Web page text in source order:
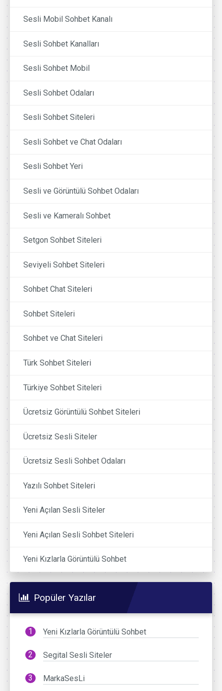
Sesli Mobil Sohbet Kanalı
Sesli Sohbet Kanalları
Sesli Sohbet Mobil
Sesli Sohbet Odaları
Sesli Sohbet Siteleri
Sesli Sohbet ve Chat Odaları
Sesli Sohbet Yeri
Sesli ve Görüntülü Sohbet Odaları
Sesli ve Kameralı Sohbet
Setgon Sohbet Siteleri
Seviyeli Sohbet Siteleri
Sohbet Chat Siteleri
Sohbet Siteleri
Sohbet ve Chat Siteleri
Türk Sohbet Siteleri
Türkiye Sohbet Siteleri
Ücretsiz Görüntülü Sohbet Siteleri
Ücretsiz Sesli Siteler
Ücretsiz Sesli Sohbet Odaları
Yazılı Sohbet Siteleri
Yeni Açılan Sesli Siteler
Yeni Açılan Sesli Sohbet Siteleri
Yeni Kızlarla Görüntülü Sohbet
Popüler Yazılar
Yeni Kızlarla Görüntülü Sohbet
Segital Sesli Siteler
MarkaSesLi